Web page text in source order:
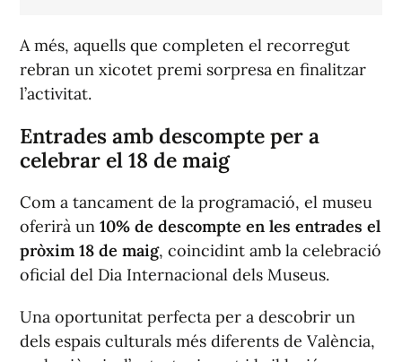
A més, aquells que completen el recorregut
rebran un xicotet premi sorpresa en finalitzar
l’activitat.
Entrades amb descompte per a
celebrar el 18 de maig
Com a tancament de la programació, el museu
oferirà un 10% de descompte en les entrades el
pròxim 18 de maig, coincidint amb la celebració
oficial del Dia Internacional dels Museus.
Una oportunitat perfecta per a descobrir un
dels espais culturals més diferents de València,